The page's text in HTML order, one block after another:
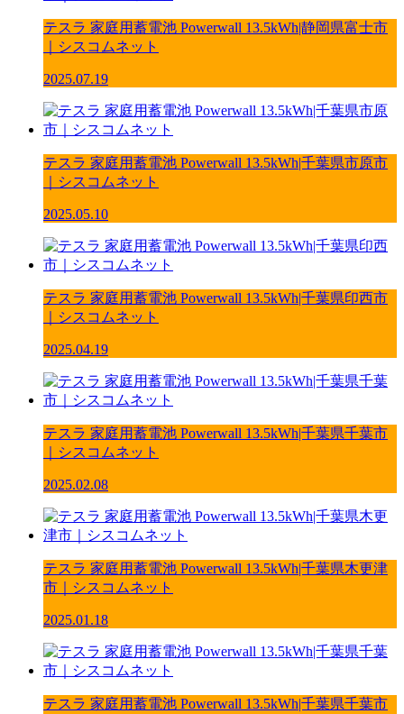
テスラ 家庭用蓄電池 Powerwall 13.5kWh|静岡県富士市
｜シスコムネット
2025.07.19
テスラ 家庭用蓄電池 Powerwall 13.5kWh|千葉県市原市
｜シスコムネット
2025.05.10
テスラ 家庭用蓄電池 Powerwall 13.5kWh|千葉県印西市
｜シスコムネット
2025.04.19
テスラ 家庭用蓄電池 Powerwall 13.5kWh|千葉県千葉市
｜シスコムネット
2025.02.08
テスラ 家庭用蓄電池 Powerwall 13.5kWh|千葉県木更津
市｜シスコムネット
2025.01.18
テスラ 家庭用蓄電池 Powerwall 13.5kWh|千葉県千葉市